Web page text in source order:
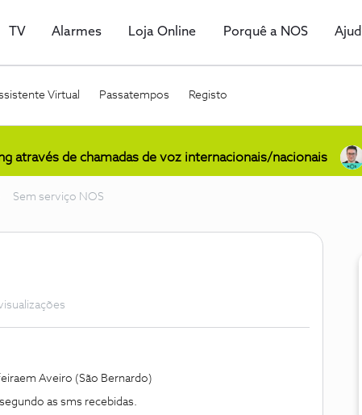
TV Alarmes Loja Online Porquê a NOS
Virtual Passatempos Registo
através de chamadas de voz internacionais/nacionais
Sem serviço NOS
Aveiro (São Bernardo)
as sms recebidas.